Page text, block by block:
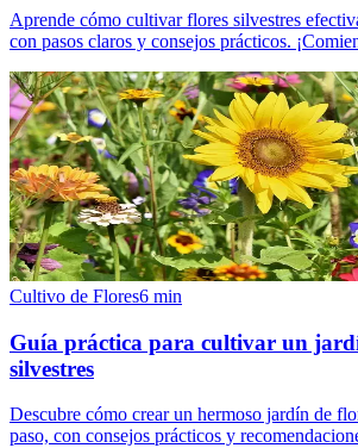
Aprende cómo cultivar flores silvestres
con pasos claros y consejos prácticos.
Cultivo de Flores6 min
Guía práctica para cultivar un
silvestres
Descubre cómo crear un hermoso jardín de
paso, con consejos prácticos y